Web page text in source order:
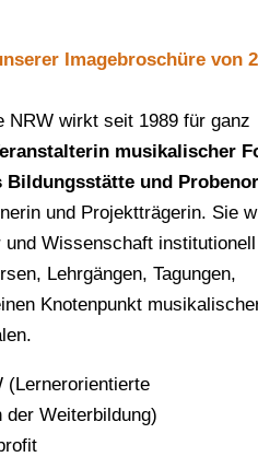
Imagebroschüre von
NRW wirkt seit 1989 für ganz
musikalischer
Bildungsstätte und
und Projektträgerin. Sie
Wissenschaft institutionell
Lehrgängen, Tagungen,
Knotenpunkt
(Lernerorientierte
Weiterbildung)